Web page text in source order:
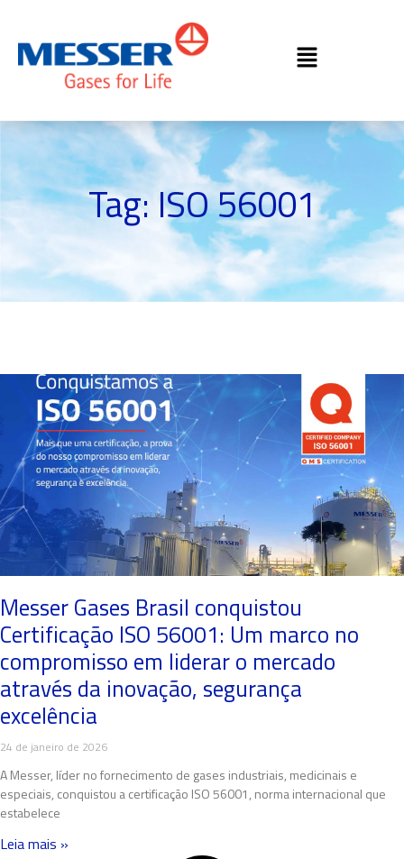
Tag: ISO 56001
Messer Gases Brasil conquistou
Certificação ISO 56001: Um marco no
compromisso em liderar o mercado
através da inovação, segurança
excelência
24 de janeiro de 2026
A Messer, líder no fornecimento de gases industriais, medicinais e
especiais, conquistou a certificação ISO 56001, norma internacional que
estabelece
Leia mais »